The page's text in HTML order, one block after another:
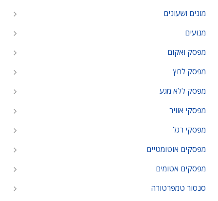
מונים ושעונים
מנועים
מפסק ואקום
מפסק לחץ
מפסק ללא מגע
מפסקי אוויר
מפסקי רגל
מפסקים אוטומטיים
מפסקים אטומים
סנסור טמפרטורה